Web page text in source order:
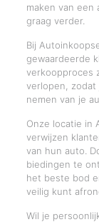
maken van een
graag verder.
Bij
gewaardeerde
verkoopproces
verlopen,
nemen van je
Onze locatie in
verwijzen
van hun auto.
biedingen te
het beste bod
veilig kunt
Wil je